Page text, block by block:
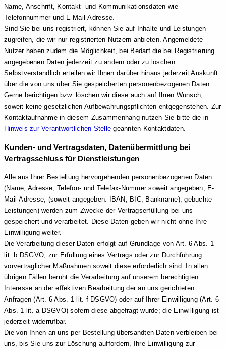
Name, Anschrift, Kontakt- und Kommunikationsdaten wie
Telefonnummer und E-Mail-Adresse.
Sind Sie bei uns registriert, können Sie auf Inhalte und Leistungen
zugreifen, die wir nur registrierten Nutzern anbieten. Angemeldete
Nutzer haben zudem die Möglichkeit, bei Bedarf die bei Registrierung
angegebenen Daten jederzeit zu ändern oder zu löschen.
Selbstverständlich erteilen wir Ihnen darüber hinaus jederzeit Auskunft
über die von uns über Sie gespeicherten personenbezogenen Daten.
Gerne berichtigen bzw. löschen wir diese auch auf Ihren Wunsch,
soweit keine gesetzlichen Aufbewahrungspflichten entgegenstehen. Zur
Kontaktaufnahme in diesem Zusammenhang nutzen Sie bitte die in
Hinweis zur Verantwortlichen Stelle geannten Kontaktdaten.
Kunden- und Vertragsdaten, Datenübermittlung bei
Vertragsschluss für Dienstleistungen
Alle aus Ihrer Bestellung hervorgehenden personenbezogenen Daten
(Name, Adresse, Telefon- und Telefax-Nummer soweit angegeben, E-
Mail-Adresse, (soweit angegeben: IBAN, BIC, Bankname), gebuchte
Leistungen) werden zum Zwecke der Vertragserfüllung bei uns
gespeichert und verarbeitet. Diese Daten geben wir nicht ohne Ihre
Einwilligung weiter.
Die Verarbeitung dieser Daten erfolgt auf Grundlage von Art. 6 Abs. 1
lit. b DSGVO, zur Erfüllung eines Vertrags oder zur Durchführung
vorvertraglicher Maßnahmen soweit diese erforderlich sind. In allen
übrigen Fällen beruht die Verarbeitung auf unserem berechtigten
Interesse an der effektiven Bearbeitung der an uns gerichteten
Anfragen (Art. 6 Abs. 1 lit. f DSGVO) oder auf Ihrer Einwilligung (Art. 6
Abs. 1 lit. a DSGVO) sofern diese abgefragt wurde; die Einwilligung ist
jederzeit widerrufbar.
Die von Ihnen an uns per Bestellung übersandten Daten verbleiben bei
uns, bis Sie uns zur Löschung auffordern, Ihre Einwilligung zur